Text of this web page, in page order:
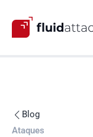
 Blog
Ataques